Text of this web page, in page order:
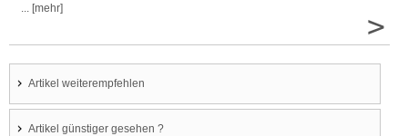
... [mehr]
>
Artikel weiterempfehlen
Artikel günstiger gesehen ?